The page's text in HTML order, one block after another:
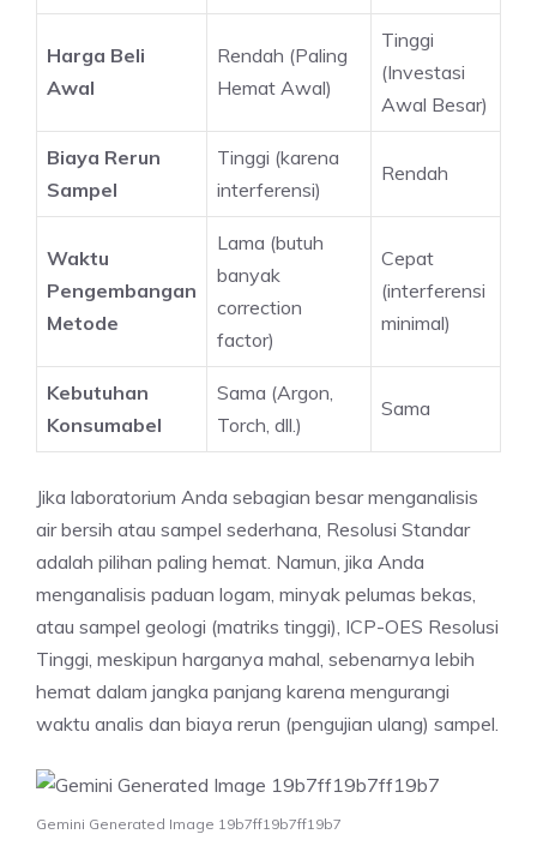
Harga Beli
Awal
Rendah (Paling
Hemat Awal)
Tinggi
(Investasi
Awal Besar)
Biaya Rerun
Sampel
Tinggi (karena
interferensi)
Rendah
Waktu
Pengembangan
Metode
Lama (butuh
banyak
correction
factor)
Cepat
(interferensi
minimal)
Kebutuhan
Konsumabel
Sama (Argon,
Torch, dll.)
Sama
Jika laboratorium Anda sebagian besar menganalisis
air bersih atau sampel sederhana, Resolusi Standar
adalah pilihan paling hemat. Namun, jika Anda
menganalisis paduan logam, minyak pelumas bekas,
atau sampel geologi (matriks tinggi), ICP-OES Resolusi
Tinggi, meskipun harganya mahal, sebenarnya lebih
hemat dalam jangka panjang karena mengurangi
waktu analis dan biaya rerun (pengujian ulang) sampel.
Gemini Generated Image 19b7ff19b7ff19b7